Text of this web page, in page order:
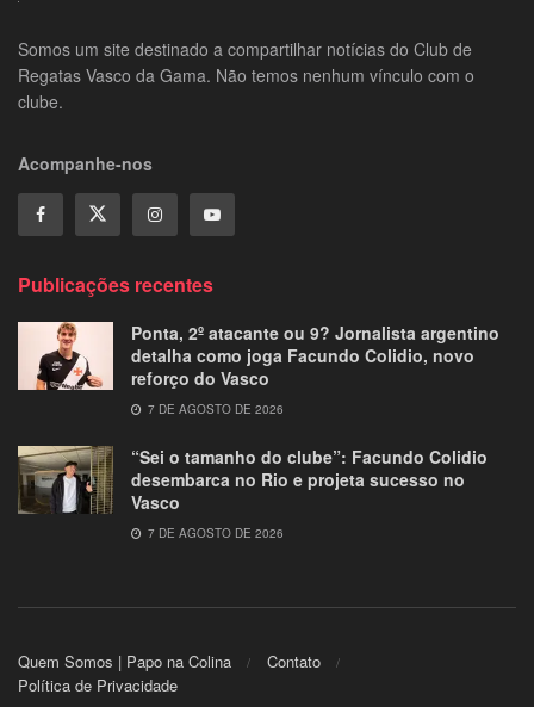
Somos um site destinado a compartilhar notícias do Club de
Regatas Vasco da Gama. Não temos nenhum vínculo com o
clube.
Acompanhe-nos
Publicações recentes
Ponta, 2º atacante ou 9? Jornalista argentino
detalha como joga Facundo Colidio, novo
reforço do Vasco
7 DE AGOSTO DE 2026
“Sei o tamanho do clube”: Facundo Colidio
desembarca no Rio e projeta sucesso no
Vasco
7 DE AGOSTO DE 2026
Quem Somos | Papo na Colina
Contato
Política de Privacidade